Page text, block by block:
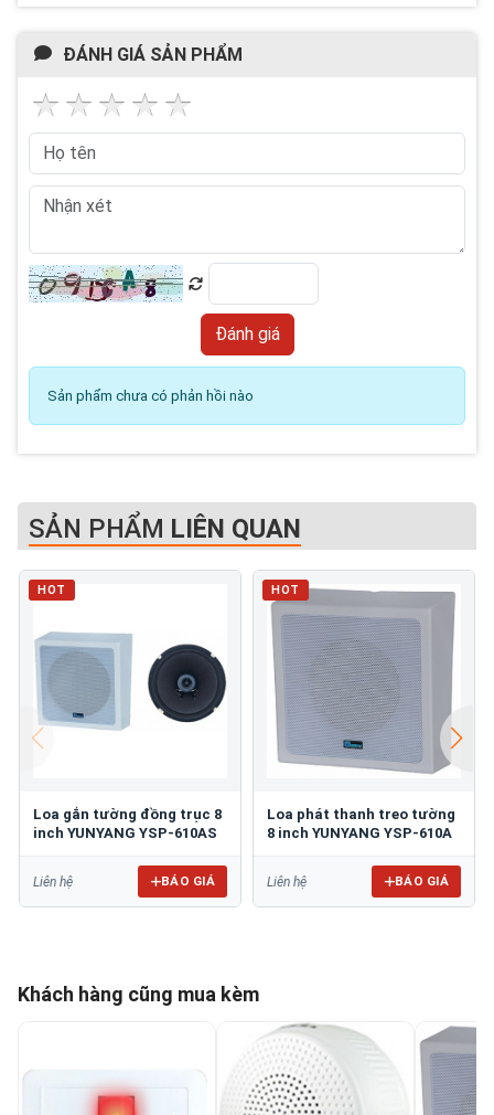
ĐÁNH GIÁ SẢN PHẨM
Sản phẩm chưa có phản hồi nào
SẢN PHẨM LIÊN QUAN
HOT
Loa gắn tường đồng trục 8
inch YUNYANG YSP-610AS
Liên hệ BÁO GIÁ
HOT
Loa phát thanh treo tường
8 inch YUNYANG YSP-610A
Liên hệ BÁO GIÁ
Khách hàng cũng mua kèm